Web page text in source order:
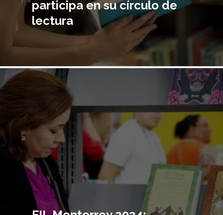
participa en su círculo de
lectura
Imagen
principal